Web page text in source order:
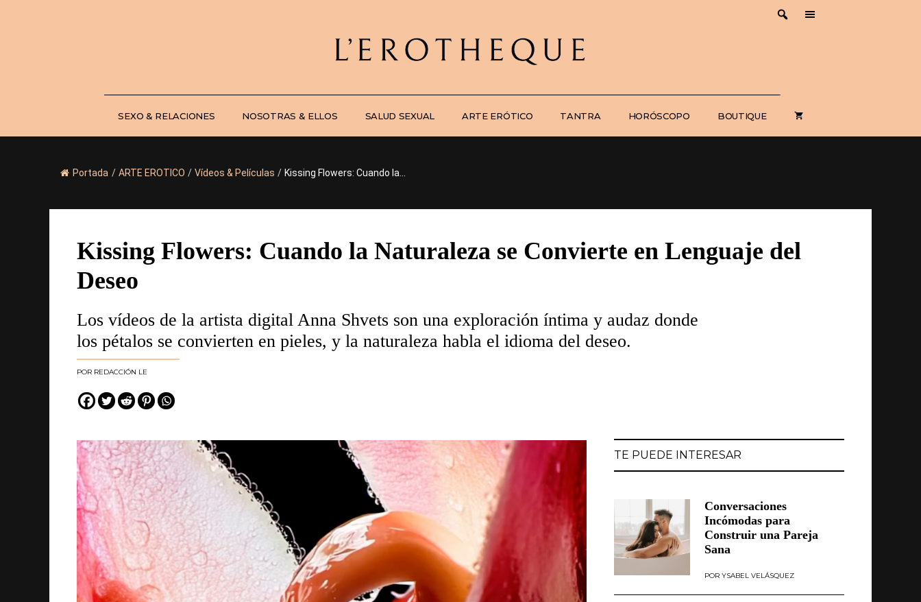
SEXO & RELACIONES NOSOTRAS & ELLOS SALUD SEXUAL ARTE ERÓTICO TANTRA HORÓSCOPO BOUTIQUE
Portada / ARTE EROTICO / Vídeos & Películas / Kissing Flowers: Cuando la...
Kissing Flowers: Cuando la Naturaleza se Convierte en Lenguaje del
Deseo
Los vídeos de la artista digital Anna Shvets son una exploración íntima y audaz donde
los pétalos se convierten en pieles, y la naturaleza habla el idioma del deseo.
REDACCIÓN LE
TE PUEDE INTERESAR
Conversaciones
Incómodas para
Construir una Pareja
Sana
YSABEL VELÁSQUEZ